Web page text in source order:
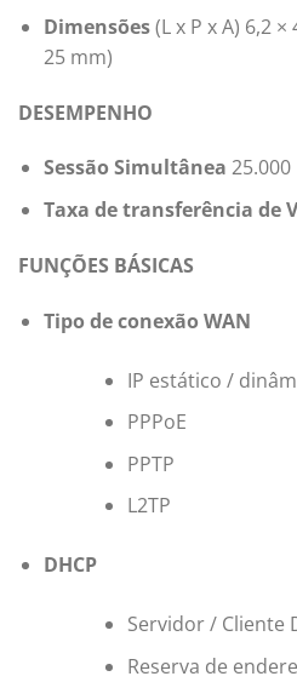
Dimensões(L x P x A) 6,2 ×
25 mm)
DESEMPENHO
Sessão Simultânea 25.000
Taxa de transferência de
FUNÇÕES BÁSICAS
Tipo de conexão WAN
IP estático /
PPPoE
PPTP
L2TP
DHCP
Servidor / Cliente
Reserva de